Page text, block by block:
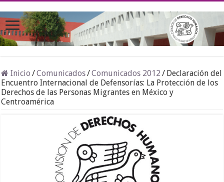
Inicio /Comunicados/Comunicados 2012 / Declaración del
Encuentro Internacional de Defensorías: La Protección de los
Derechos de las Personas Migrantes en México y
Centroamérica